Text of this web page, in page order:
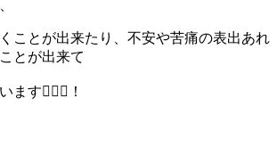
ことが出来たり、不安や苦痛の表出あれ
とが出来て
す🙆🏻‍♀️！